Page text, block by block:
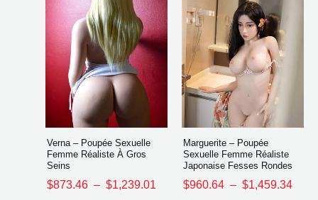
Verna – Poupée Sexuelle
Femme Réaliste À Gros
Seins
$873.46 – $1,239.01
sur
la
page
du
produit
Marguerite – Poupée
Sexuelle Femme Réaliste
Japonaise Fesses Rondes
$960.64 – $1,459.34